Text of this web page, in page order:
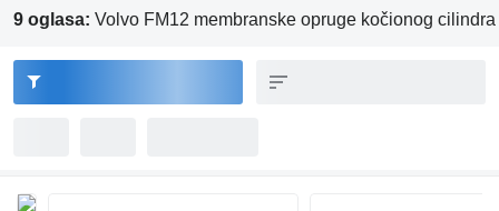
9 oglasa: Volvo FM12 membranske opruge kočionog